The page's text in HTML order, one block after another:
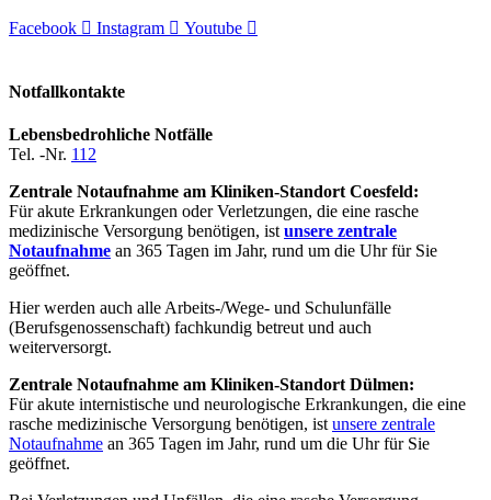
Facebook Instagram Youtube
Notfallkontakte
Lebensbedrohliche Notfälle
Tel. -Nr. 112
Zentrale Notaufnahme am Kliniken-Standort Coesfeld:
Für akute Erkrankungen oder Verletzungen, die eine rasche
medizinische Versorgung benötigen, ist unsere zentrale
Notaufnahme an 365 Tagen im Jahr, rund um die Uhr für Sie
geöffnet.
Hier werden auch alle Arbeits-/Wege- und Schulunfälle
(Berufsgenossenschaft) fachkundig betreut und auch
weiterversorgt.
Zentrale Notaufnahme am Kliniken-Standort Dülmen:
Für akute internistische und neurologische Erkrankungen, die eine
rasche medizinische Versorgung benötigen, ist unsere zentrale
Notaufnahme an 365 Tagen im Jahr, rund um die Uhr für Sie
geöffnet.